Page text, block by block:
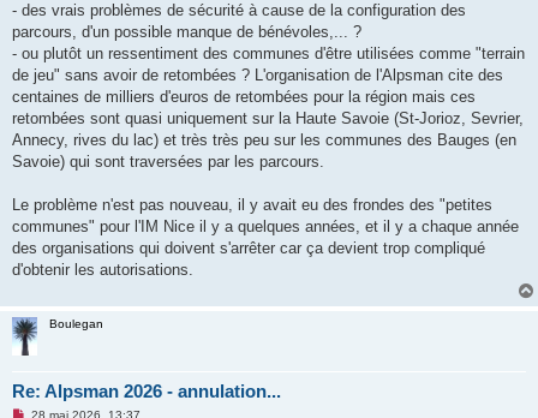
- des vrais problèmes de sécurité à cause de la configuration des
parcours, d'un possible manque de bénévoles,... ?
- ou plutôt un ressentiment des communes d'être utilisées comme "terrain
de jeu" sans avoir de retombées ? L'organisation de l'Alpsman cite des
centaines de milliers d'euros de retombées pour la région mais ces
retombées sont quasi uniquement sur la Haute Savoie (St-Jorioz, Sevrier,
Annecy, rives du lac) et très très peu sur les communes des Bauges (en
Savoie) qui sont traversées par les parcours.
Le problème n'est pas nouveau, il y avait eu des frondes des "petites
communes" pour l'IM Nice il y a quelques années, et il y a chaque année
des organisations qui doivent s'arrêter car ça devient trop compliqué
d'obtenir les autorisations.
Boulegan
Re: Alpsman 2026 - annulation...
M28 mai 2026, 13:37